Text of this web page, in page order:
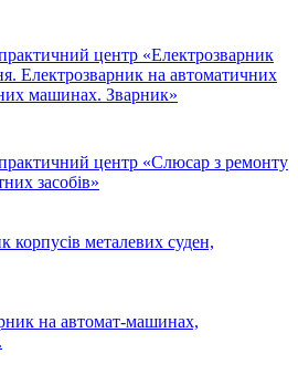
центр «Електрозварник
Електрозварник на автоматичних
машинах. Зварник»
центр «Слюсар з ремонту
засобів»
корпусів металевих суден,
на автомат-машинах,